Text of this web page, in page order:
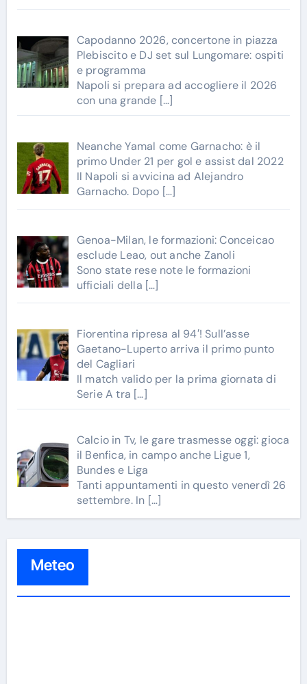
Capodanno 2026, concertone in piazza
Plebiscito e DJ set sul Lungomare: ospiti
e programma
Napoli si prepara ad accogliere il 2026
con una grande […]
Neanche Yamal come Garnacho: è il
primo Under 21 per gol e assist dal 2022
Il Napoli si avvicina ad Alejandro
Garnacho. Dopo […]
Genoa-Milan, le formazioni: Conceicao
esclude Leao, out anche Zanoli
Sono state rese note le formazioni
ufficiali della […]
Fiorentina ripresa al 94′! Sull’asse
Gaetano-Luperto arriva il primo punto
del Cagliari
Il match valido per la prima giornata di
Serie A tra […]
Calcio in Tv, le gare trasmesse oggi: gioca
il Benfica, in campo anche Ligue 1,
Bundes e Liga
Tanti appuntamenti in questo venerdì 26
settembre. In […]
Meteo